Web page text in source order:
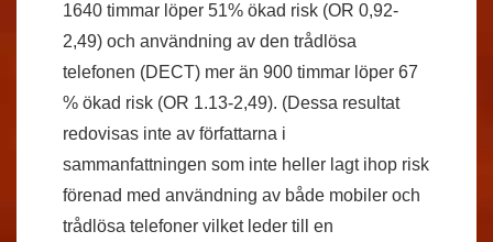
1640 timmar löper 51% ökad risk (OR 0,92-
2,49) och användning av den trådlösa
telefonen (DECT) mer än 900 timmar löper 67
% ökad risk (OR 1.13-2,49). (Dessa resultat
redovisas inte av författarna i
sammanfattningen som inte heller lagt ihop risk
förenad med användning av både mobiler och
trådlösa telefoner vilket leder till en